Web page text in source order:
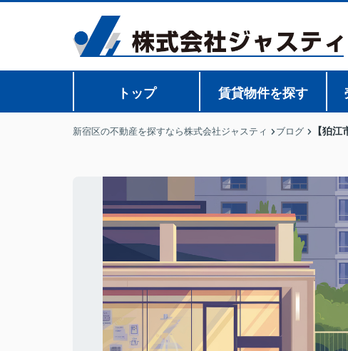
トップ 賃貸物件を探す
新宿区の不動産を探すなら株式会社ジャスティ ブログ 【狛